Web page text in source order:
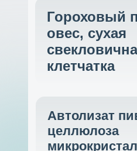
Гороховый
овес, сухая
клетчатка
Автолизат
целлюлоза